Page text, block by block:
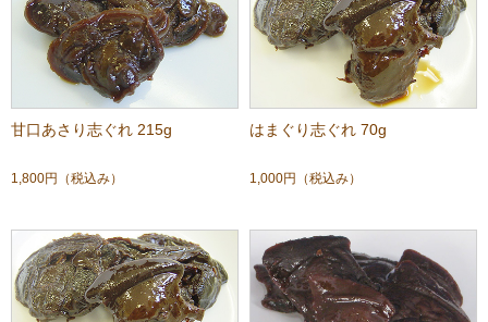
甘口あさり志ぐれ 215g
1,800円 （税込み）
はまぐり志ぐれ 70g
1,000円 （税込み）